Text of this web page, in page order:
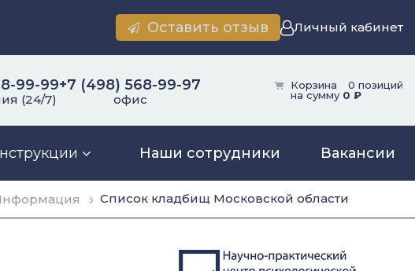
Оставить отзыв Личный кабинет
99-99
(24/7)
+7 (498) 568-99-97
офис
Корзина
0 позиций
на сумму 0 ₽
Наши сотрудники Вакансии
Список кладбищ Московской области